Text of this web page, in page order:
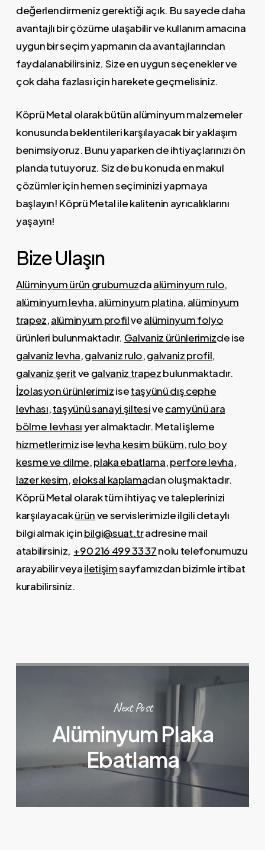
değerlendirmeniz gerektiği açık. Bu sayede daha
avantajlı bir çözüme ulaşabilir ve kullanım amacına
uygun bir seçim yapmanın da avantajlarından
faydalanabilirsiniz. Size en uygun seçenekler ve
çok daha fazlası için harekete geçmelisiniz.
Köprü Metal olarak bütün alüminyum malzemeler
konusunda beklentileri karşılayacak bir yaklaşım
benimsiyoruz. Bunu yaparken de ihtiyaçlarınızı ön
planda tutuyoruz. Siz de bu konuda en makul
çözümler için hemen seçiminizi yapmaya
başlayın! Köprü Metal ile kalitenin ayrıcalıklarını
yaşayın!
Bize Ulaşın
Alüminyum ürün grubumuzdaalüminyum rulo,
alüminyum levha,alüminyum platina, alüminyum
trapez,alüminyum profilvealüminyum folyo
ürünleri bulunmaktadır. Galvaniz ürünlerimizde ise
galvaniz levha,galvaniz rulo,galvaniz profil,
galvaniz şeritve galvaniz trapezbulunmaktadır.
İzolasyon ürünlerimizisetaşyünü dış cephe
levhası,taşyünü sanayi şiltesivecamyünü ara
bölme levhasıyer almaktadır. Metal işleme
hizmetlerimizise levha kesim büküm,rulo boy
kesme ve dilme,plaka ebatlama,perfore levha,
lazer kesim,eloksal kaplamadan oluşmaktadır.
Köprü Metal olarak tüm ihtiyaç ve taleplerinizi
karşılayacakürünve servislerimizle ilgili detaylı
bilgi almak içinbilgi@suat.tradresine mail
atabilirsiniz, +90 216 499 33 37nolu telefonumuzu
arayabilir veyailetişimsayfamızdan bizimle irtibat
kurabilirsiniz.
Next Post
Alüminyum Plaka
Ebatlama